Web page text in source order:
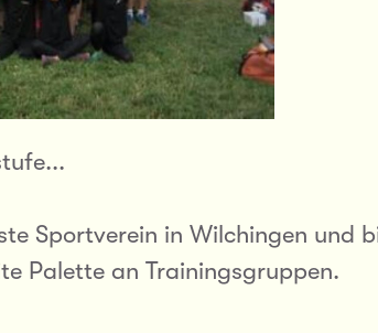
Sportverein in Wilchingen und
Palette an Trainingsgruppen.